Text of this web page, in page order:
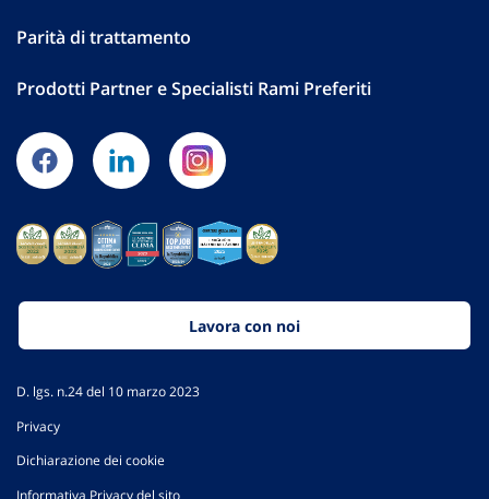
Parità di trattamento
Prodotti Partner e Specialisti Rami Preferiti
Lavora con noi
D. lgs. n.24 del 10 marzo 2023
Privacy
Dichiarazione dei cookie
Informativa Privacy del sito